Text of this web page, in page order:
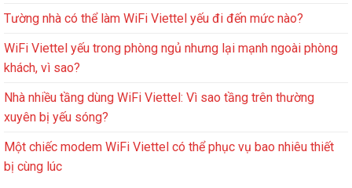
Tường nhà có thể làm WiFi Viettel yếu đi đến mức nào?
WiFi Viettel yếu trong phòng ngủ nhưng lại mạnh ngoài phòng
khách, vì sao?
Nhà nhiều tầng dùng WiFi Viettel: Vì sao tầng trên thường
xuyên bị yếu sóng?
Một chiếc modem WiFi Viettel có thể phục vụ bao nhiêu thiết
bị cùng lúc